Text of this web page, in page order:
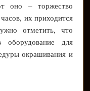
оно – торжество
их приходится
отметить, что
для
окрашивания и